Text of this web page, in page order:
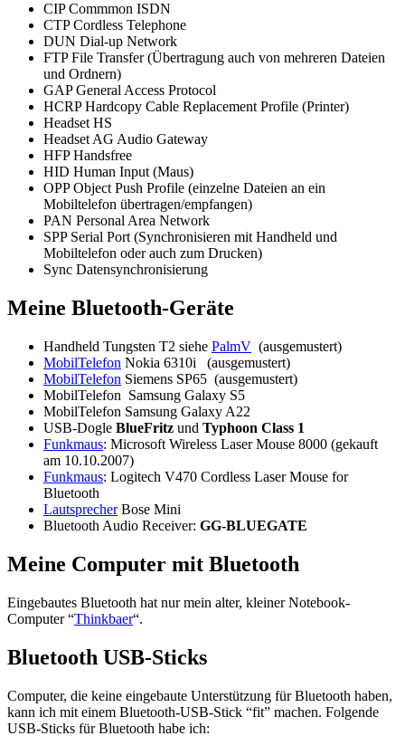
CIP Commmon ISDN
CTP Cordless Telephone
DUN Dial-up Network
FTP File Transfer (Übertragung auch von mehreren Dateien
und Ordnern)
GAP General Access Protocol
HCRP Hardcopy Cable Replacement Profile (Printer)
Headset HS
Headset AG Audio Gateway
HFP Handsfree
HID Human Input (Maus)
OPP Object Push Profile (einzelne Dateien an ein
Mobiltelefon übertragen/empfangen)
PAN Personal Area Network
SPP Serial Port (Synchronisieren mit Handheld und
Mobiltelefon oder auch zum Drucken)
Sync Datensynchronisierung
Meine Bluetooth-Geräte
Handheld Tungsten T2 siehe PalmV (ausgemustert)
MobilTelefon Nokia 6310i (ausgemustert)
MobilTelefon Siemens SP65 (ausgemustert)
MobilTelefon Samsung Galaxy S5
MobilTelefon Samsung Galaxy A22
USB-Dogle BlueFritz und Typhoon Class 1
Funkmaus: Microsoft Wireless Laser Mouse 8000 (gekauft
am 10.10.2007)
Funkmaus: Logitech V470 Cordless Laser Mouse for
Bluetooth
LautsprecherBose Mini
Bluetooth Audio Receiver: GG-BLUEGATE
Meine Computer mit Bluetooth
Eingebautes Bluetooth hat nur mein alter, kleiner Notebook-
Computer “Thinkbaer“.
Bluetooth USB-Sticks
Computer, die keine eingebaute Unterstützung für Bluetooth haben,
kann ich mit einem Bluetooth-USB-Stick “fit” machen. Folgende
USB-Sticks für Bluetooth habe ich: